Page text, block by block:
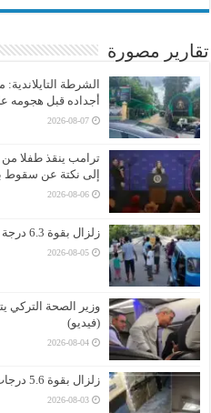
تقارير مصورة
الشرطة
أجداده قبل هجومه
2026-08-07
ترامب ينقذ طفلا
إلى نكتة عن سقوط
2026-08-06
زلزال بقوة 6.3 درجة يضرب جنوب الفلبين (فيديو)
2026-08-05
وزير الصحة التركي
(فيديو)
2026-08-04
زلزال بقوة 5.6 درجات شمال شرق شرم الشيخ بمصر
2026-08-03